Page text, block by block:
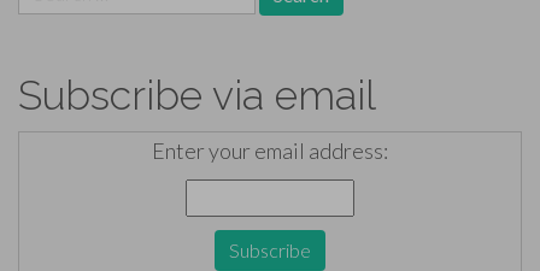
for:
Subscribe via email
Enter your email address: